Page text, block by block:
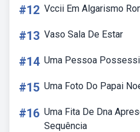
#12 Vccii Em Algarismo
#13 Vaso Sala De Estar
#14 Uma Pessoa
#15 Uma Foto Do Papai
#16 Uma Fita De Dna
Sequência